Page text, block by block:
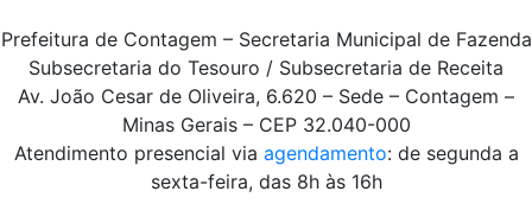
Prefeitura de Contagem – Secretaria Municipal de Fazenda
Subsecretaria do Tesouro / Subsecretaria de Receita
Av. João Cesar de Oliveira, 6.620 – Sede – Contagem –
Minas Gerais – CEP 32.040-000
Atendimento presencial via agendamento: de segunda a
sexta-feira, das 8h às 16h